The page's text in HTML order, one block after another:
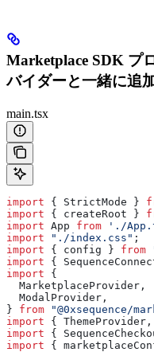
Marketplace SDK プ
バイダーと一緒に追
main.tsx
import { StrictMode }
import { createRoot }
import App from './
import "./index.css" ;
import { config } from
import {
import {
  MarketplaceProvider
,
  ModalProvider
,
} from "@0xsequence/
import { ThemeProvider ,
import {
import {